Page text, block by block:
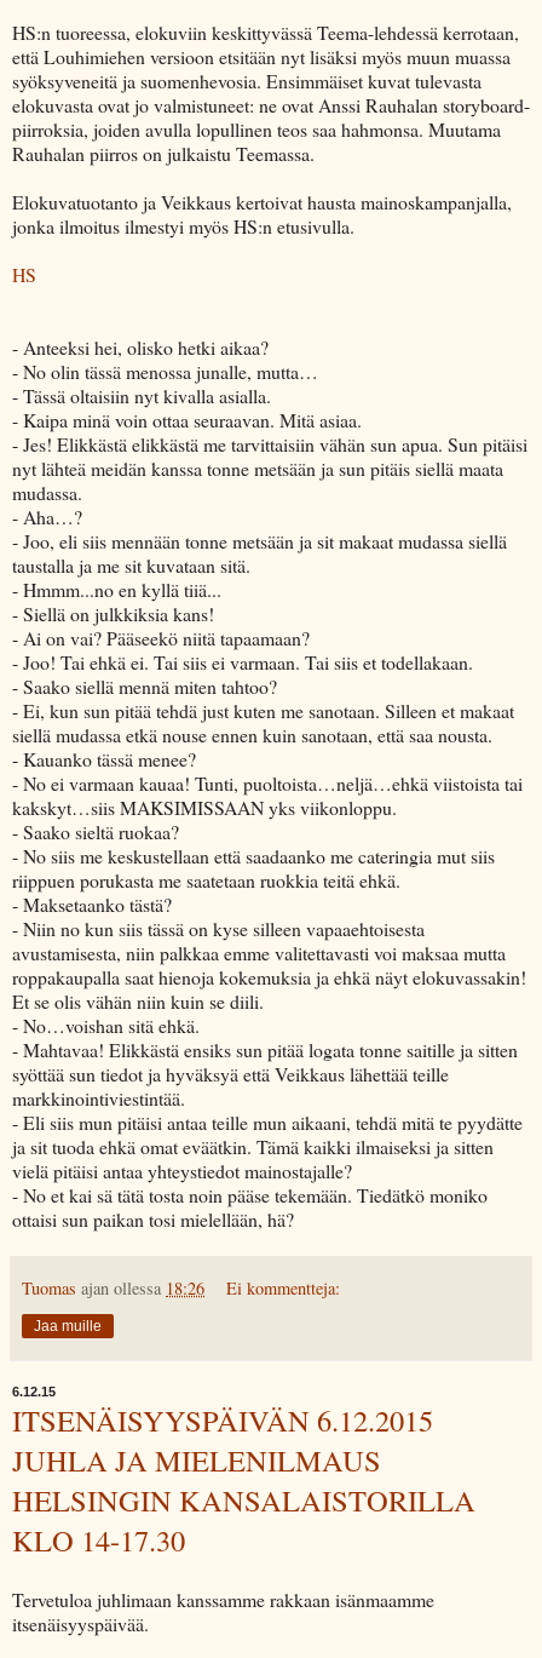
HS:n tuoreessa, elokuviin keskittyvässä Teema-lehdessä kerrotaan,
että Louhimiehen versioon etsitään nyt lisäksi myös muun muassa
syöksyveneitä ja suomenhevosia. Ensimmäiset kuvat tulevasta
elokuvasta ovat jo valmistuneet: ne ovat Anssi Rauhalan storyboard-
piirroksia, joiden avulla lopullinen teos saa hahmonsa. Muutama
Rauhalan piirros on julkaistu Teemassa.
Elokuvatuotanto ja Veikkaus kertoivat hausta mainoskampanjalla,
jonka ilmoitus ilmestyi myös HS:n etusivulla.
HS
- Anteeksi hei, olisko hetki aikaa?
- No olin tässä menossa junalle, mutta…
- Tässä oltaisiin nyt kivalla asialla.
- Kaipa minä voin ottaa seuraavan. Mitä asiaa.
- Jes! Elikkästä elikkästä me tarvittaisiin vähän sun apua. Sun pitäisi
nyt lähteä meidän kanssa tonne metsään ja sun pitäis siellä maata
mudassa.
- Aha…?
- Joo, eli siis mennään tonne metsään ja sit makaat mudassa siellä
taustalla ja me sit kuvataan sitä.
- Hmmm...no en kyllä tiiä...
- Siellä on julkkiksia kans!
- Ai on vai? Pääseekö niitä tapaamaan?
- Joo! Tai ehkä ei. Tai siis ei varmaan. Tai siis et todellakaan.
- Saako siellä mennä miten tahtoo?
- Ei, kun sun pitää tehdä just kuten me sanotaan. Silleen et makaat
siellä mudassa etkä nouse ennen kuin sanotaan, että saa nousta.
- Kauanko tässä menee?
- No ei varmaan kauaa! Tunti, puoltoista…neljä…ehkä viistoista tai
kakskyt…siis MAKSIMISSAAN yks viikonloppu.
- Saako sieltä ruokaa?
- No siis me keskustellaan että saadaanko me cateringia mut siis
riippuen porukasta me saatetaan ruokkia teitä ehkä.
- Maksetaanko tästä?
- Niin no kun siis tässä on kyse silleen vapaaehtoisesta
avustamisesta, niin palkkaa emme valitettavasti voi maksaa mutta
roppakaupalla saat hienoja kokemuksia ja ehkä näyt elokuvassakin!
Et se olis vähän niin kuin se diili.
- No…voishan sitä ehkä.
- Mahtavaa! Elikkästä ensiks sun pitää logata tonne saitille ja sitten
syöttää sun tiedot ja hyväksyä että Veikkaus lähettää teille
markkinointiviestintää.
- Eli siis mun pitäisi antaa teille mun aikaani, tehdä mitä te pyydätte
ja sit tuoda ehkä omat eväätkin. Tämä kaikki ilmaiseksi ja sitten
vielä pitäisi antaa yhteystiedot mainostajalle?
- No et kai sä tätä tosta noin pääse tekemään. Tiedätkö moniko
ottaisi sun paikan tosi mielellään, hä?
Tuomas ajan ollessa 18:26 Ei kommentteja:
Jaa muille
6.12.15
ITSENÄISYYSPÄIVÄN 6.12.2015
JUHLA JA MIELENILMAUS
HELSINGIN KANSALAISTORILLA
KLO 14-17.30
Tervetuloa juhlimaan kanssamme rakkaan isänmaamme
itsenäisyyspäivää.